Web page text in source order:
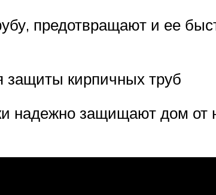
предотвращают и ее
защиты кирпичных труб
надежно защищают дом от